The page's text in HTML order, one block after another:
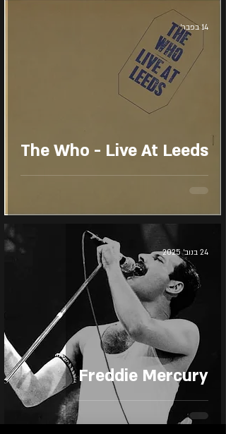
The Who - Live At Leeds
14 בפבר׳
Freddie Mercury
24 בנוב׳ 2025